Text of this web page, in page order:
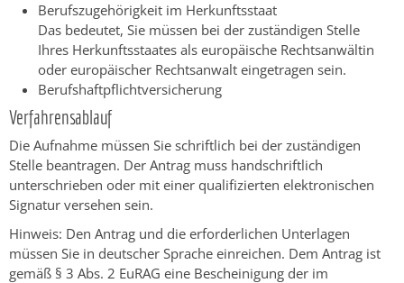
Berufszugehörigkeit im Herkunftsstaat
Das bedeutet, Sie müssen bei der zuständigen Stelle
Ihres Herkunftsstaates als europäische Rechtsanwältin
oder europäischer Rechtsanwalt eingetragen sein.
Berufshaftpflichtversicherung
Verfahrensablauf
Die Aufnahme müssen Sie schriftlich bei der zuständigen
Stelle beantragen. Der Antrag muss handschriftlich
unterschrieben oder mit einer qualifizierten elektronischen
Signatur versehen sein.
Hinweis: Den Antrag und die erforderlichen Unterlagen
müssen Sie in deutscher Sprache einreichen. Dem Antrag ist
gemäß § 3 Abs. 2 EuRAG eine Bescheinigung der im